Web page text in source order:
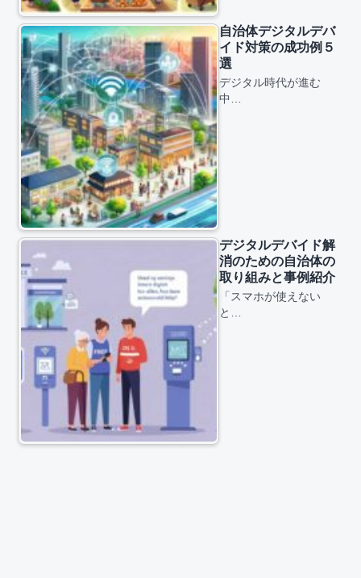
自治体デジタルデバ
イド対策の成功例５
選
デジタル時代が進む
中…
デジタルデバイド解
消のための自治体の
取り組みと事例紹介
「スマホが使えない
と…